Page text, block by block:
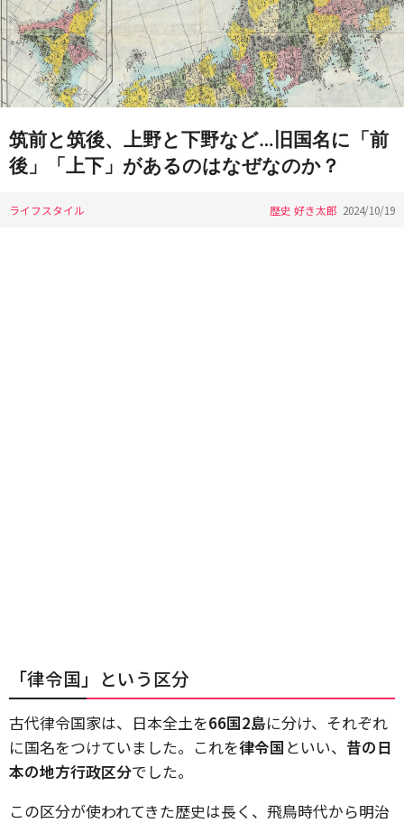
筑前と筑後、上野と下野など…旧国名に「前
後」「上下」があるのはなぜなのか？
ライフスタイル 歴史 好き太郎 2024/10/19
「律令国」という区分
古代律令国家は、日本全土を66国2島に分け、それぞれ
に国名をつけていました。これを律令国 といい、 昔の日
本の地方行政区分でした。
この区分が使われてきた歴史は長く、飛鳥時代から明治